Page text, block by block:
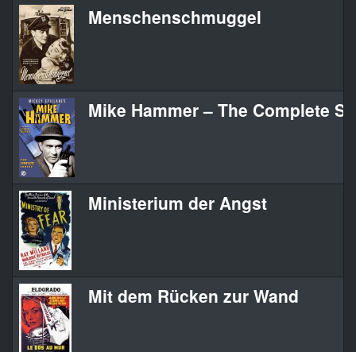
Menschenschmuggel
Mike Hammer – The Complete
Ministerium der Angst
Mit dem Rücken zur Wand